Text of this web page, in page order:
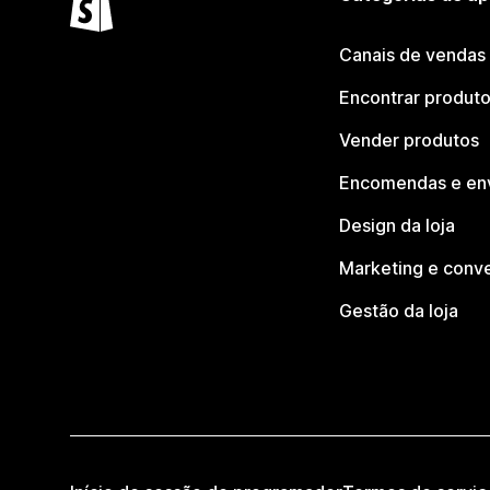
Canais de vendas
Encontrar
Vender produtos
Encomendas e
Design da loja
Marketing e
Gestão da loja